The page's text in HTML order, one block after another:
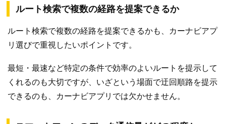
ルート検索で複数の経路を提案できるか
ルート検索で複数の経路を提案できるかも、カーナビアプ
リ選びで重視したいポイントです。
最短・最速など特定の条件で効率のよいルートを提示して
くれるのも大切ですが、いざという場面で迂回順路を提示
できるのも、カーナビアプリでは欠かせません。